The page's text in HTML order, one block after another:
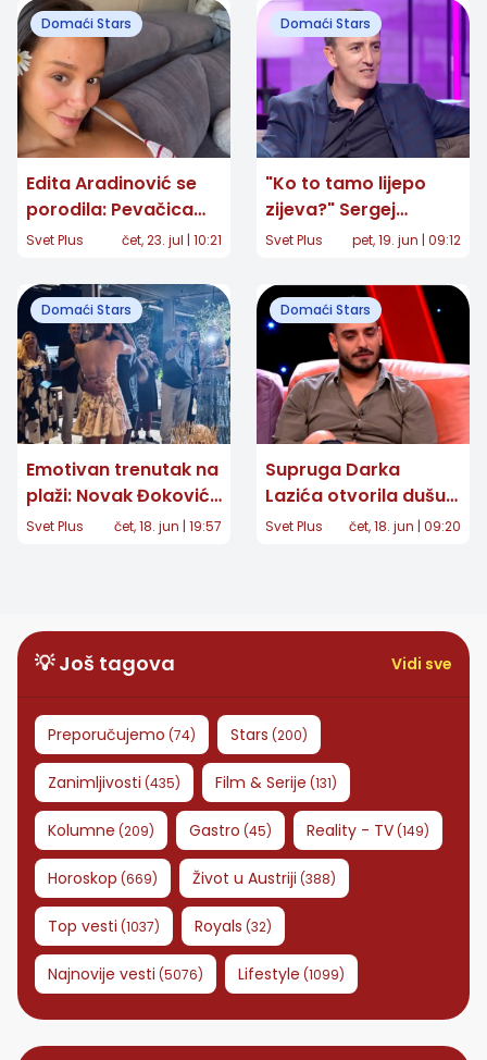
Domaći Stars
Edita Aradinović se
porodila: Pevačica
objavila prvu
Svet Plus čet, 23. jul | 10:21
Domaći Stars
"Ko to tamo lijepo
zijeva?" Sergej
Ćetković posle 40
koji je mnoge
raznežio
Svet Plus pet, 19. jun | 09:12
Domaći Stars
Emotivan trenutak na
plaži: Novak Đoković
iznenadio Jelenu
Svet Plus čet, 18. jun | 19:57
Domaći Stars
Supruga Darka
Lazića otvorila dušu:
"Nikada se nećemo
Svet Plus čet, 18. jun | 09:20
💡 Još tagova Vidi sve
Preporučujemo (74) Stars (200)
Zanimljivosti (435) Film & Serije (131)
Kolumne (209) Gastro (45) Reality - TV(149)
Horoskop (669) Život u Austriji (388)
Top vesti (1037) Royals (32)
Najnovije vesti (5076) Lifestyle (1099)